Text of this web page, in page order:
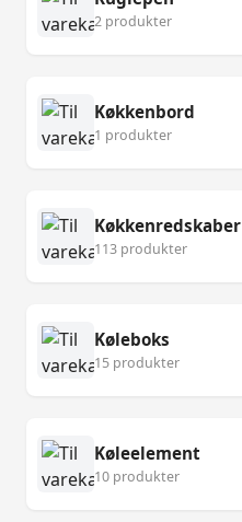
2 produkter
Køkkenbord
1 produkter
Køkkenredskaber
113 produkter
Køleboks
15 produkter
Køleelement
10 produkter